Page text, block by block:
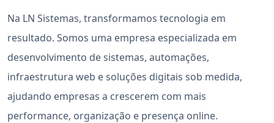
Na LN Sistemas, transformamos tecnologia em
resultado. Somos uma empresa especializada em
desenvolvimento de sistemas, automações,
infraestrutura web e soluções digitais sob medida,
ajudando empresas a crescerem com mais
performance, organização e presença online.